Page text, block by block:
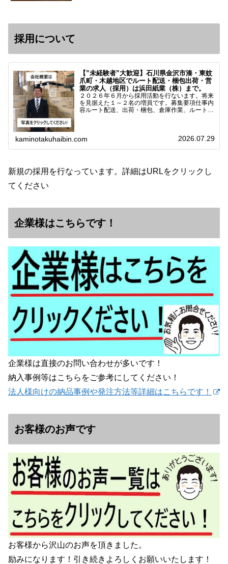
採用について
【”未経験者”大歓迎】石川県金沢市湊・東蚊
爪町・木越地区でルート配送・梱包出荷・営
業の求人（採用）は浜田紙業（株）まで。
２０２６年６月から採用活動を行ないます。将来
を見据えた１～２名の増員です。募集要項仕事内
容ルート配送、出荷・梱包、倉庫作業、ルート営
kaminotakuhaibin.com 2026.07.29
新規の採用を行なっています。詳細はURLをクリックし
てください
企業様はこちらです！
企業様は直接のお問い合わせが多いです！
納入事例等はこちらをご参考にしてください！
法人様向けの納品事例や発注方法等詳細はこちらです！
お客様のお声です
お客様から沢山のお声を頂きました。
励みになります！引き続きよろしくお願いいたします！